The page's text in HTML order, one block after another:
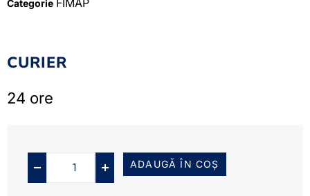
Categorie
CURIER
24 ore
ADAUGĂ ÎN COȘ